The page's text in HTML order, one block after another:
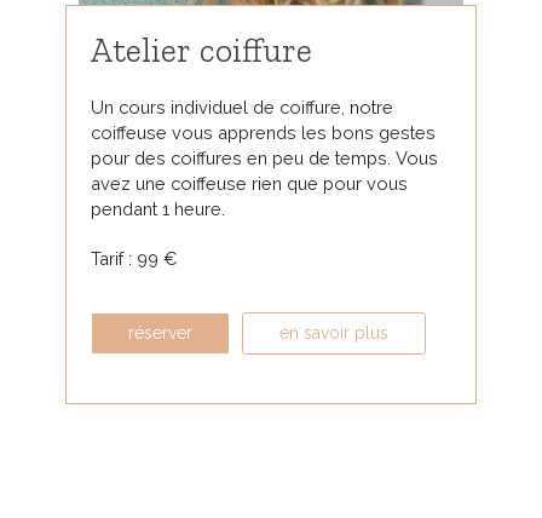
Atelier coiffure
Un cours individuel de coiffure, notre
coiffeuse vous apprends les bons gestes
pour des coiffures en peu de temps. Vous
avez une coiffeuse rien que pour vous
pendant 1 heure.
Tarif : 99 €
réserver en savoir plus